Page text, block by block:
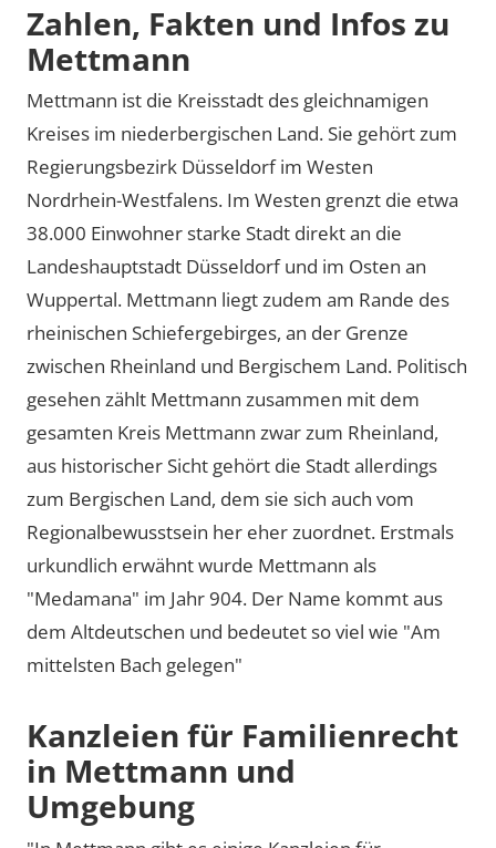
Zahlen, Fakten und Infos zu
Mettmann
Mettmann ist die Kreisstadt des gleichnamigen
Kreises im niederbergischen Land. Sie gehört zum
Regierungsbezirk Düsseldorf im Westen
Nordrhein-Westfalens. Im Westen grenzt die etwa
38.000 Einwohner starke Stadt direkt an die
Landeshauptstadt Düsseldorf und im Osten an
Wuppertal. Mettmann liegt zudem am Rande des
rheinischen Schiefergebirges, an der Grenze
zwischen Rheinland und Bergischem Land. Politisch
gesehen zählt Mettmann zusammen mit dem
gesamten Kreis Mettmann zwar zum Rheinland,
aus historischer Sicht gehört die Stadt allerdings
zum Bergischen Land, dem sie sich auch vom
Regionalbewusstsein her eher zuordnet. Erstmals
urkundlich erwähnt wurde Mettmann als
Medamana im Jahr 904. Der Name kommt aus
dem Altdeutschen und bedeutet so viel wie Am
mittelsten Bach gelegen
Kanzleien für Familienrecht
in Mettmann und
Umgebung